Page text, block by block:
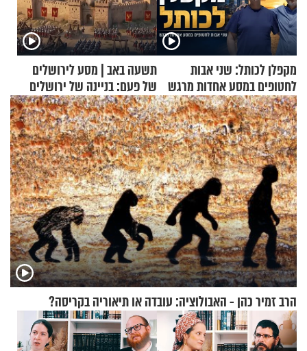
מקפלן לכותל: שני אבות
לחטופים במסע אחדות מרגש
תשעה באב | מסע לירושלים
של פעם: בניינה של ירושלים
הרב זמיר כהן - האבולוציה: עובדה או תיאוריה בקריסה?